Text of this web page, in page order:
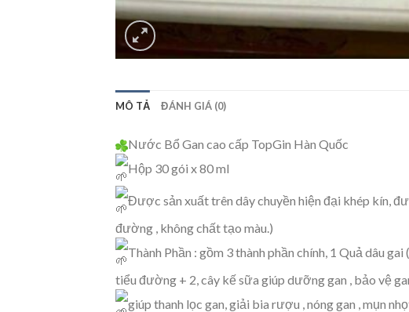
MÔ TẢ ĐÁNH GIÁ (0)
Nước Bổ Gan cao cấp TopGin Hàn Quốc
Hộp 30 gói x 80 ml
Được sản xuất trên dây chuyền hiện đại khép kín,
đường , không chất tạo màu.)
Thành Phần : gồm 3 thành phần chính, 1 Quả dâu
tiểu đường + 2, cây kế sữa giúp dưỡng gan , bảo vệ
giúp thanh lọc gan, giải bia rượu , nóng gan , mụn